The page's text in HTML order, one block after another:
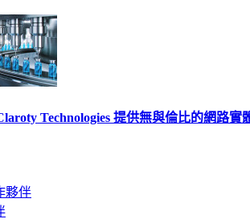
Technologies 提供無與倫比的網路實
夥伴